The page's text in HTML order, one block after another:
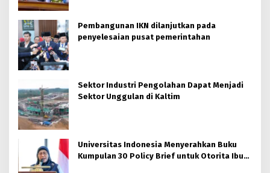
Pembangunan IKN dilanjutkan pada
penyelesaian pusat pemerintahan
Sektor Industri Pengolahan Dapat Menjadi
Sektor Unggulan di Kaltim
Universitas Indonesia Menyerahkan Buku
Kumpulan 30 Policy Brief untuk Otorita Ibu